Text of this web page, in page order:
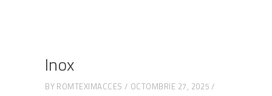
Inox
BY ROMTEXIMACCES
OCTOMBRIE 27, 2025